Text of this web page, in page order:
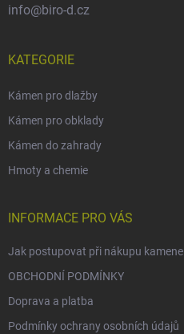
info@biro-d.cz
KATEGORIE
Kámen pro dlažby
Kámen pro obklady
Kámen do zahrady
Hmoty a chemie
INFORMACE PRO VÁS
Jak postupovat při nákupu kamene
OBCHODNÍ PODMÍNKY
Doprava a platba
Podmínky ochrany osobních údajů